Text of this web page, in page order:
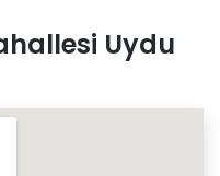
Uydu